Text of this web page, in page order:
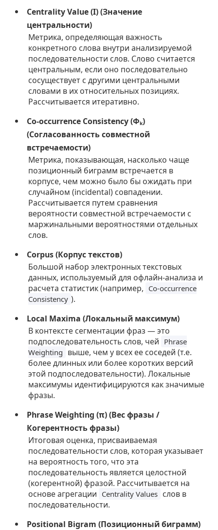
Centrality Value (I) (Значение
центральности)
Метрика, определяющая важность
конкретного слова внутри анализируемой
последовательности слов. Слово считается
центральным, если оно последовательно
сосуществует с другими центральными
словами в их относительных позициях.
Рассчитывается итеративно.
Co-occurrence Consistency (Φₖ)
(Согласованность совместной
встречаемости)
Метрика, показывающая, насколько чаще
позиционный биграмм встречается в
корпусе, чем можно было бы ожидать при
случайном (incidental) совпадении.
Рассчитывается путем сравнения
вероятности совместной встречаемости с
маржинальными вероятностями отдельных
слов.
Corpus (Корпус текстов)
Большой набор электронных текстовых
данных, используемый для офлайн-анализа и
расчета статистик (например, Co-occurrence
Consistency ).
Local Maxima (Локальный максимум)
В контексте сегментации фраз — это
подпоследовательность слов, чей Phrase
Weighting выше, чем у всех ее соседей (т.е.
более длинных или более коротких версий
этой подпоследовательности). Локальные
максимумы идентифицируются как значимые
фразы.
Phrase Weighting (π) (Вес фразы /
Когерентность фразы)
Итоговая оценка, присваиваемая
последовательности слов, которая указывает
на вероятность того, что эта
последовательность является целостной
(когерентной) фразой. Рассчитывается на
основе агрегации Centrality Values слов в
последовательности.
Positional Bigram (Позиционный биграмм)